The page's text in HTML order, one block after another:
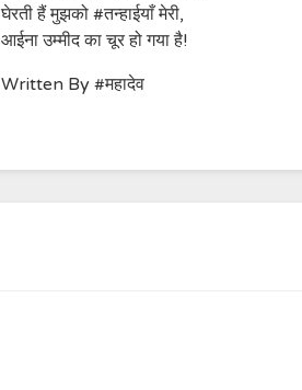
घेरती हैं मुझको #तन्हाईयाँ मेरी,
आईना उम्मीद का चूर हो गया है!
Written By #महादेव